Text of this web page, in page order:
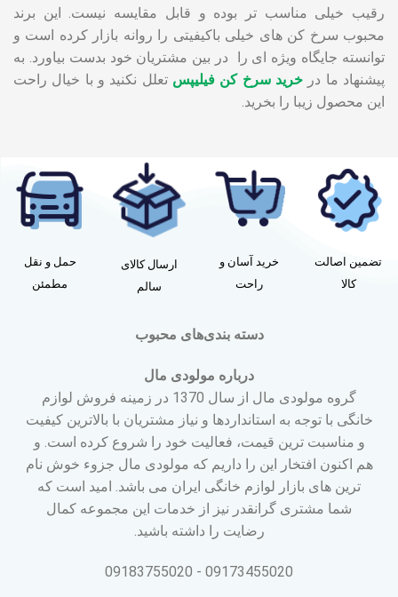
رقیب خیلی مناسب تر بوده و قابل مقایسه نیست. این برند
محبوب سرخ کن های خیلی باکیفیتی را روانه بازار کرده است و
توانسته جایگاه ویژه ای را در بین مشتریان خود بدست بیاورد. به
پیشنهاد ما در خرید سرخ کن فیلیپس تعلل نکنید و با خیال راحت
این محصول زیبا را بخرید.
تضمین اصالت
کالا
خرید آسان و
راحت
ارسال کالای
سالم
حمل و نقل
مطمئن
دسته بندی‌های محبوب
درباره مولودی مال
گروه مولودی مال از سال 1370 در زمینه فروش لوازم
خانگی با توجه به استانداردها و نیاز مشتریان با بالاترین کیفیت
و مناسبت ترین قیمت، فعالیت خود را شروع کرده است. و
هم اکنون افتخار این را داریم که مولودی مال جزوء خوش نام
ترین های بازار لوازم خانگی ایران می باشد. امید است که
شما مشتری گرانقدر نیز از خدمات این مجموعه کمال
رضایت را داشته باشید.
09173455020 - 09183755020